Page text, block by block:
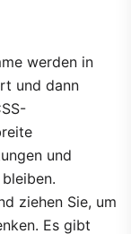
werden in
und dann
und
ziehen Sie, um
Es gibt